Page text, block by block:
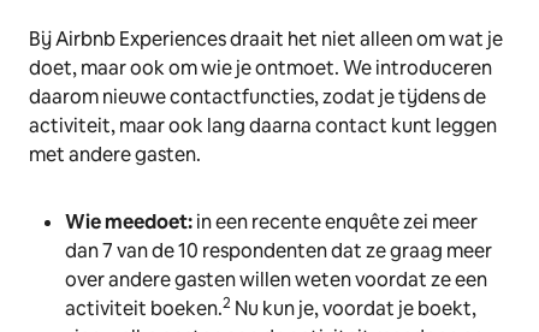
Bij Airbnb Experiences draait het niet alleen om wat je
doet, maar ook om wie je ontmoet. We introduceren
daarom nieuwe contactfuncties, zodat je tijdens de
activiteit, maar ook lang daarna contact kunt leggen
met andere gasten.
Wie meedoet:in een recente enquête zei meer
dan 7 van de 10 respondenten dat ze graag meer
over andere gasten willen weten voordat ze een
activiteit boeken.2 Nu kun je, voordat je boekt,